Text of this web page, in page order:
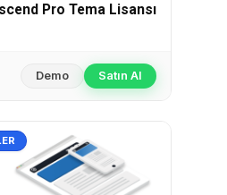
Pro Tema Lisansı
Demo Satın Al